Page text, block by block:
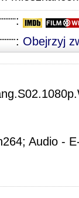
:
: Obejrzyj
Audio -